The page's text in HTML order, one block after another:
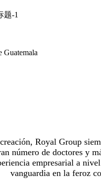
Royal Group
número de doctores y
empresarial a
vanguardia en la feroz